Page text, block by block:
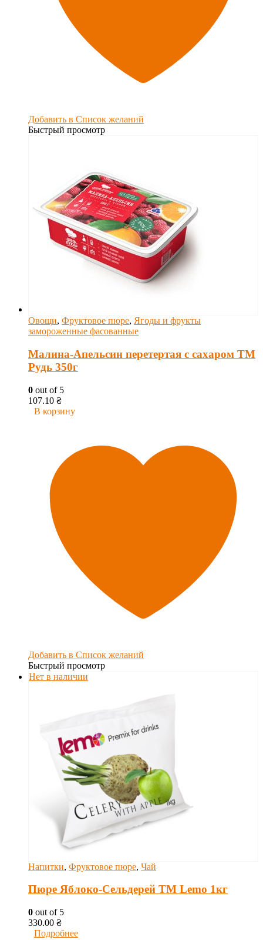
Добавить в Список желаний
Быстрый просмотр
Овощи, Фруктовое пюре, Ягоды и фрукты
замороженные фасованные
Малина-Апельсин перетертая с сахаром ТМ
Рудь 350г
0 out of 5
107.10 ₴
В корзину
Добавить в Список желаний
Быстрый просмотр
Нет в наличии
Напитки, Фруктовое пюре, Чай
Пюре Яблоко-Сельдерей ТМ Lemo 1кг
0 out of 5
330.00 ₴
Подробнее